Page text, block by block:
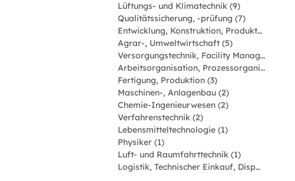
Lüftungs- und Klimatechnik (9)
Qualitätssicherung, -prüfung (7)
Entwicklung, Konstruktion, Produktmanagement (6)
Agrar-, Umweltwirtschaft (5)
Versorgungstechnik, Facility Management (5)
Arbeitsorganisation, Prozessorganisation (5)
Fertigung, Produktion (3)
Maschinen-, Anlagenbau (2)
Chemie-Ingenieurwesen (2)
Verfahrenstechnik (2)
Lebensmitteltechnologie (1)
Physiker (1)
Luft- und Raumfahrttechnik (1)
Logistik, Technischer Einkauf, Disposition (1)